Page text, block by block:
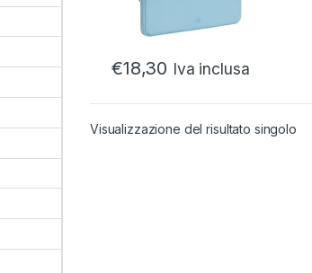
€18,30 Iva inclusa
Visualizzazione del risultato singolo